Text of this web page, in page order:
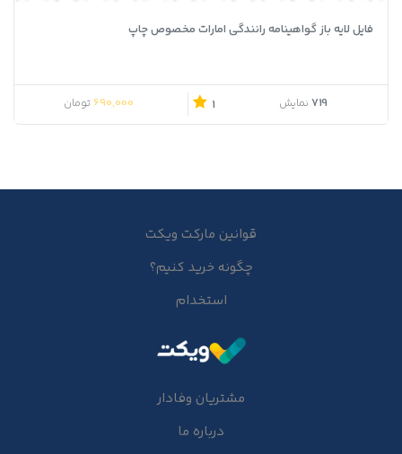
فایل لایه باز گواهینامه رانندگی امارات مخصوص چاپ
719 نمایش 1
690,000تومان
قوانین مارکت ویکت
چگونه خرید کنیم؟
استخدام
مشتریان وفادار
درباره ما